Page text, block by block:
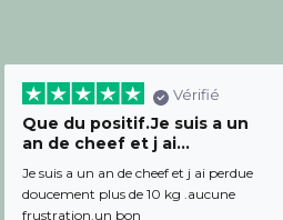
Vérifié
Que du positif.Je suis a un
an de cheef et j ai...
Je suis a un an de cheef et j ai perdue
doucement plus de 10 kg .aucune
frustration.un bon